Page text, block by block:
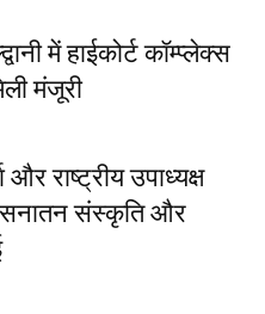
में हाईकोर्ट कॉम्प्लेक्स
मंजूरी
और राष्ट्रीय उपाध्यक्ष
सनातन संस्कृति और